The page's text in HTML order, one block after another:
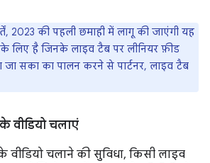
2023 की पहली छमाही में लागू की जाएंगी यह
के लिए है जिनके लाइव टैब पर लीनियर फ़ीड
जा सका का पालन करने से पार्टनर, लाइव टैब
वीडियो चलाएं
वीडियो चलाने की सुविधा, किसी लाइव